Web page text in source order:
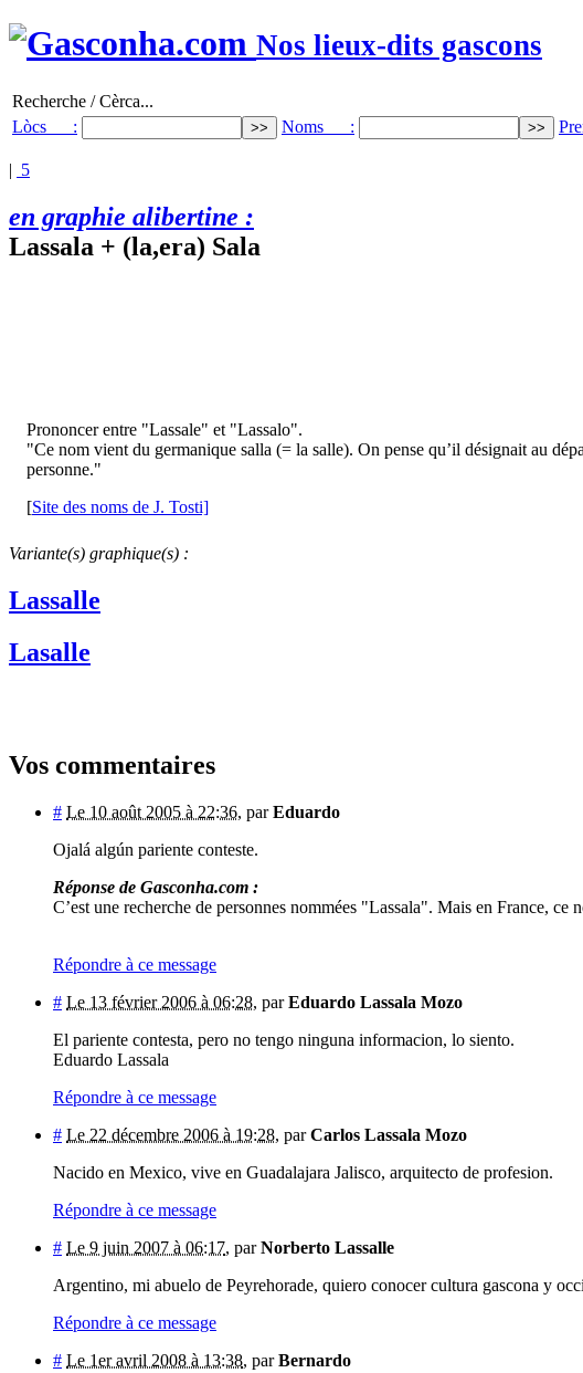
Nos lieux-dits gascons
Recherche / Cèrca...
Lòcs :
Noms :
| 5
en graphie alibertine :
Lassala + (la,era) Sala
Prononcer entre "Lassale" et "Lassalo".
"Ce nom vient du germanique salla (= la salle). On pense qu’il désignait au
personne."
[Site des noms de J. Tosti]
Variante(s) graphique(s) :
Lassalle
Lasalle
Vos commentaires
# Le 10 août 2005 à 22:36, parEduardo
Ojalá algún pariente conteste.
Réponse de Gasconha.com :
C’est une recherche de personnes nommées "Lassala". Mais en France, ce
Répondre à ce message
# Le 13 février 2006 à 06:28, parEduardo Lassala Mozo
El pariente contesta, pero no tengo ninguna informacion, lo siento.
Eduardo Lassala
Répondre à ce message
# Le 22 décembre 2006 à 19:28, parCarlos Lassala Mozo
Nacido en Mexico, vive en Guadalajara Jalisco, arquitecto de profesion.
Répondre à ce message
# Le 9 juin 2007 à 06:17, parNorberto Lassalle
Argentino, mi abuelo de Peyrehorade, quiero conocer cultura gascona y
Répondre à ce message
# Le 1er avril 2008 à 13:38, parBernardo